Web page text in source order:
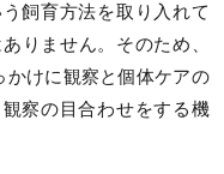
飼育方法を取り入れて
りません。そのため、
かけに観察と個体ケアの
察の目合わせをする機